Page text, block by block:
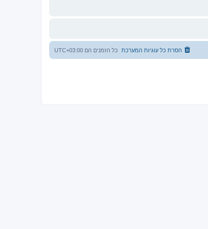
כל הזמנים הם UTC+03:00 הסרת כל עוגיות המערכת